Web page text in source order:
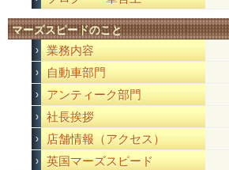
マーズスピードのこと
業務内容
自動車部門
アンティーク部門
社長挨拶
店舗情報（アクセス）
英国マーズスピード